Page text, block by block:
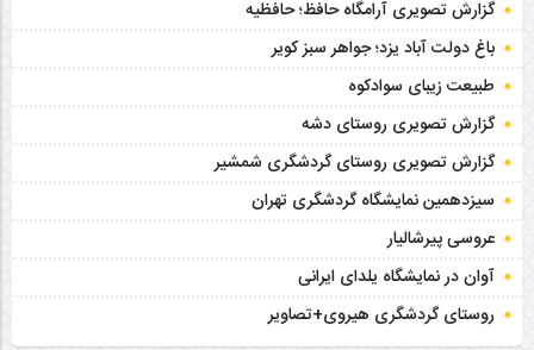
گزارش تصویری آرامگاه حافظ؛ حافظیه‎
باغ دولت آباد یزد؛ جواهر سبز کویر
طبیعت زیبای سوادکوه
گزارش تصویری روستای دشه
گزارش تصویری روستای گردشگری شمشیر
سیزدهمین نمایشگاه گردشگری تهران
عروسی پیرشالیار
آوان در نمایشگاه یلدای ایرانی
روستای گردشگری هیروی+تصاویر